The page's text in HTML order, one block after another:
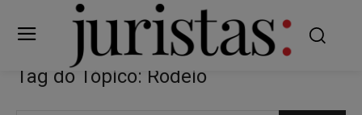
Tag do Tópico: Rodeio